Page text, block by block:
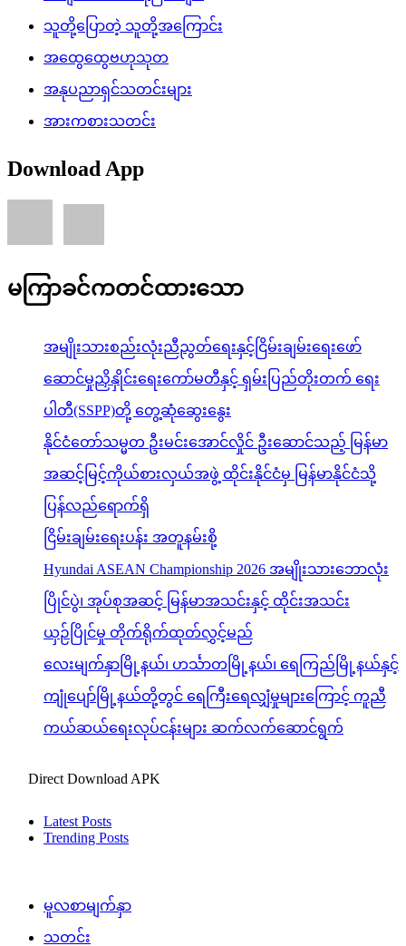
သူတို့ပြောတဲ့ သူတို့အကြောင်း
အထွေထွေဗဟုသုတ
အနုပညာရှင်သတင်းများ
အားကစားသတင်း
Download App
မကြာခင်ကတင်ထားသော
အမျိုးသားစည်းလုံးညီညွတ်ရေးနှင့်ငြိမ်းချမ်းရေးဖော်
ဆောင်မှုညှိနှိုင်းရေးကော်မတီနှင့် ရှမ်းပြည်တိုးတက် ရေး
ပါတီ(SSPP)တို့ တွေ့ဆုံဆွေးနွေး
နိုင်ငံတော်သမ္မတ ဦးမင်းအောင်လှိုင် ဦးဆောင်သည့် မြန်မာ
အဆင့်မြင့်ကိုယ်စားလှယ်အဖွဲ့ ထိုင်းနိုင်ငံမှ မြန်မာနိုင်ငံသို့
ပြန်လည်ရောက်ရှိ
ငြိမ်းချမ်းရေးပန်း အတူနမ်းစို့
Hyundai ASEAN Championship 2026 အမျိုးသားဘောလုံး
ပြိုင်ပွဲ၊ အုပ်စုအဆင့် မြန်မာအသင်းနှင့် ထိုင်းအသင်း
ယှဉ်ပြိုင်မှု တိုက်ရိုက်ထုတ်လွှင့်မည်
လေးမျက်နှာမြို့နယ်၊ ဟင်္သာတမြို့နယ်၊ ရေကြည်မြို့နယ်နှင့်
ကျုံပျော်မြို့နယ်တို့တွင် ရေကြီးရေလျှံမှုများကြောင့် ကူညီ
ကယ်ဆယ်ရေးလုပ်ငန်းများ ဆက်လက်ဆောင်ရွက်
Direct Download APK
Latest Posts
Trending Posts
မူလစာမျက်နှာ
သတင်း